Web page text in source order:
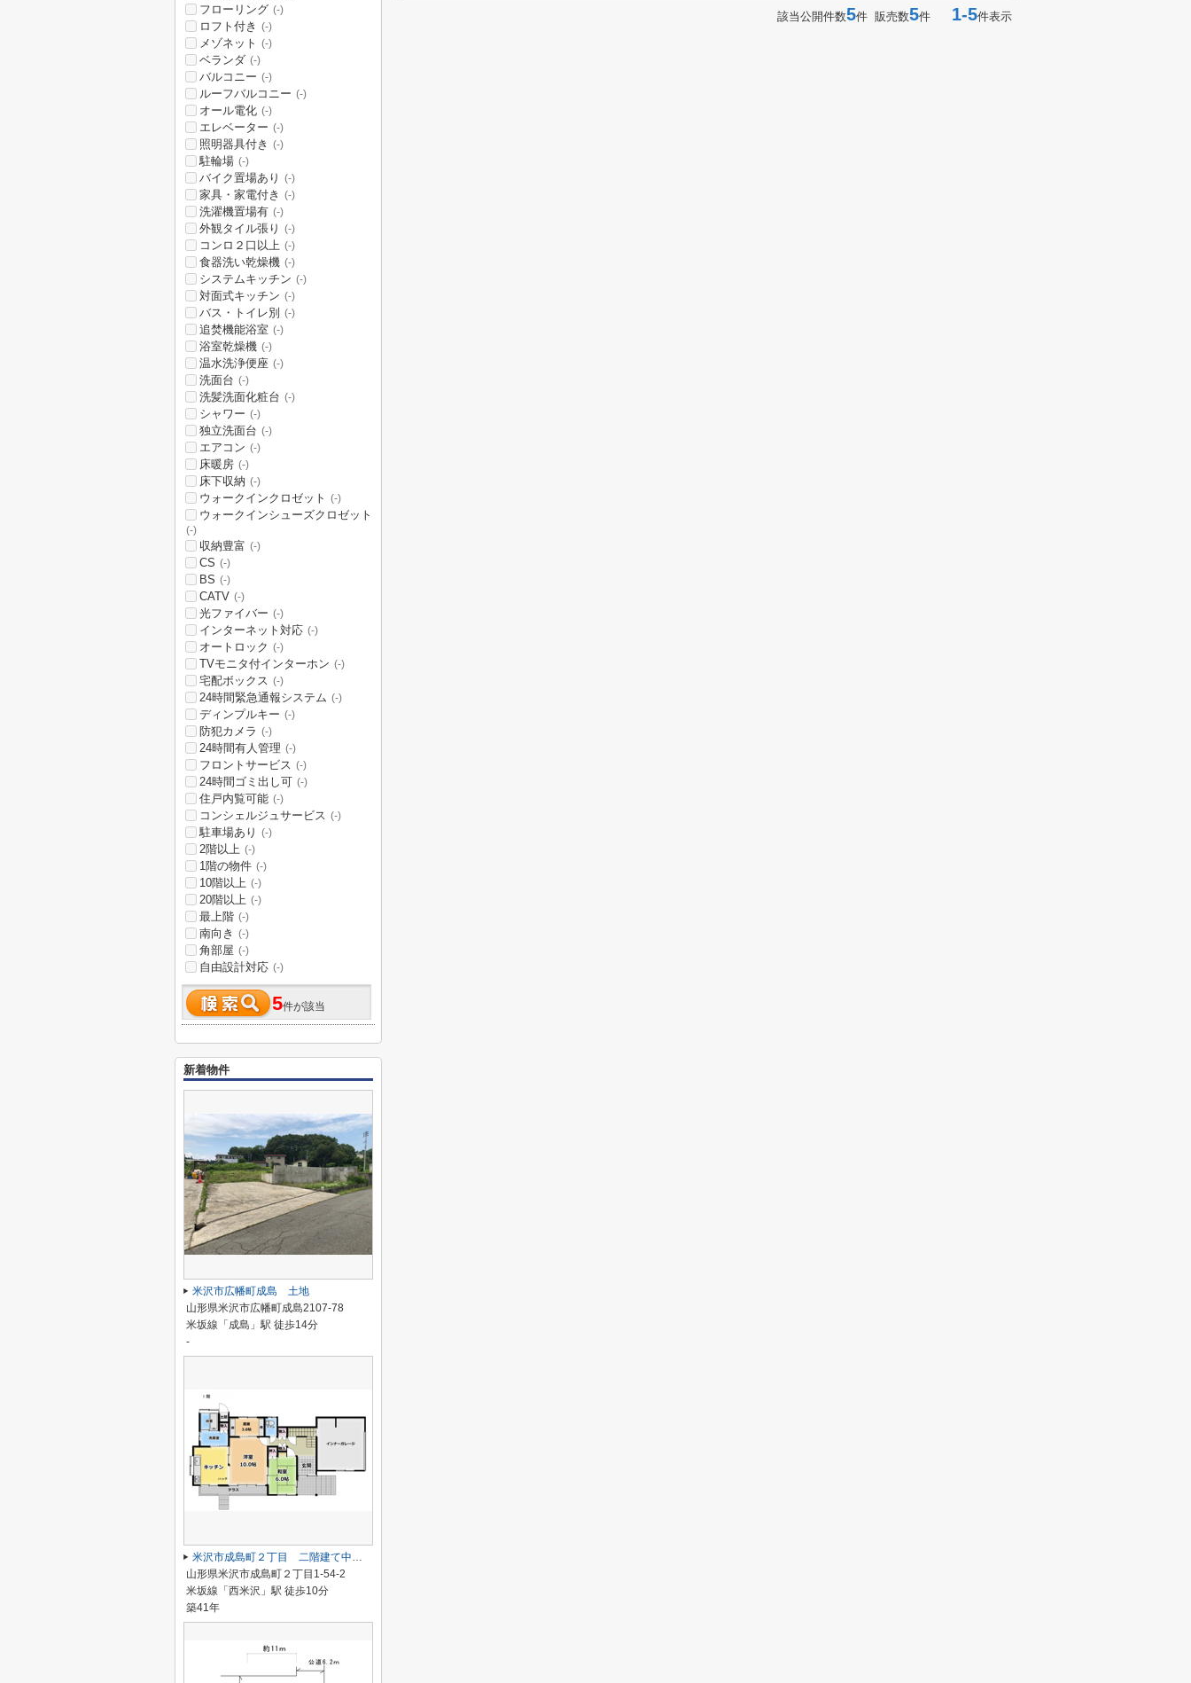
該当公開件数5件 販売数5件 1-5件表示
フローリング (-)
ロフト付き (-)
メゾネット (-)
ベランダ (-)
バルコニー (-)
ルーフバルコニー (-)
オール電化 (-)
エレベーター (-)
照明器具付き (-)
駐輪場 (-)
バイク置場あり (-)
家具・家電付き (-)
洗濯機置場有 (-)
外観タイル張り (-)
コンロ２口以上 (-)
食器洗い乾燥機 (-)
システムキッチン (-)
対面式キッチン (-)
バス・トイレ別 (-)
追焚機能浴室 (-)
浴室乾燥機 (-)
温水洗浄便座 (-)
洗面台 (-)
洗髪洗面化粧台 (-)
シャワー (-)
独立洗面台 (-)
エアコン (-)
床暖房 (-)
床下収納 (-)
ウォークインクロゼット (-)
ウォークインシューズクロゼット
(-)
収納豊富 (-)
CS (-)
BS (-)
CATV (-)
光ファイバー (-)
インターネット対応 (-)
オートロック (-)
TVモニタ付インターホン (-)
宅配ボックス (-)
24時間緊急通報システム (-)
ディンプルキー (-)
防犯カメラ (-)
24時間有人管理 (-)
フロントサービス (-)
24時間ゴミ出し可 (-)
住戸内覧可能 (-)
コンシェルジュサービス (-)
駐車場あり (-)
2階以上 (-)
1階の物件 (-)
10階以上 (-)
20階以上 (-)
最上階 (-)
南向き (-)
角部屋 (-)
自由設計対応 (-)
5件が該当
新着物件
米沢市広幡町成島 土地
山形県米沢市広幡町成島2107-78
米坂線「成島」駅 徒歩14分
-
米沢市成島町２丁目 二階建て中古住宅
山形県米沢市成島町２丁目1-54-2
米坂線「西米沢」駅 徒歩10分
築41年